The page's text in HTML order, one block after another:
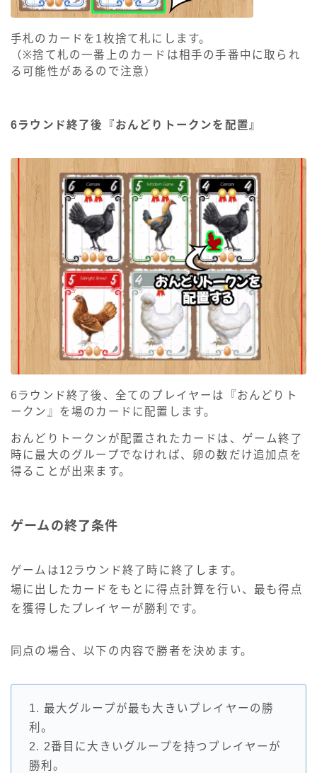
手札のカードを1枚捨て札にします。
（※捨て札の一番上のカードは相手の手番中に取られ
る可能性があるので注意）
6ラウンド終了後『おんどりトークンを配置』
6ラウンド終了後、全てのプレイヤーは『おんどりト
ークン』を場のカードに配置します。
おんどりトークンが配置されたカードは、ゲーム終了
時に最大のグループでなければ、卵の数だけ追加点を
得ることが出来ます。
ゲームの終了条件
ゲームは12ラウンド終了時に終了します。
場に出したカードをもとに得点計算を行い、最も得点
を獲得したプレイヤーが勝利です。
同点の場合、以下の内容で勝者を決めます。
1. 最大グループが最も大きいプレイヤーの勝
利。
2. 2番目に大きいグループを持つプレイヤーが
勝利。